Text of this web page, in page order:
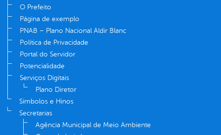
O Prefeito
Página de exemplo
PNAB – Plano Nacional Aldir Blanc
Política de Privacidade
Portal do Servidor
Potencialidade
Serviços Digitais
Plano Diretor
Símbolos e Hinos
Secretarias
Agência Municipal de Meio Ambiente